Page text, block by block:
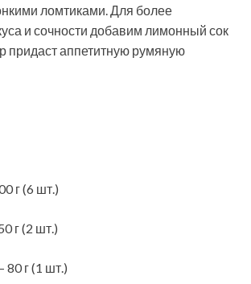
ломтиками. Для более
и сочности добавим лимонный сок
придастаппетитную румяную
г (6 шт.)
г (2 шт.)
г (1 шт.)